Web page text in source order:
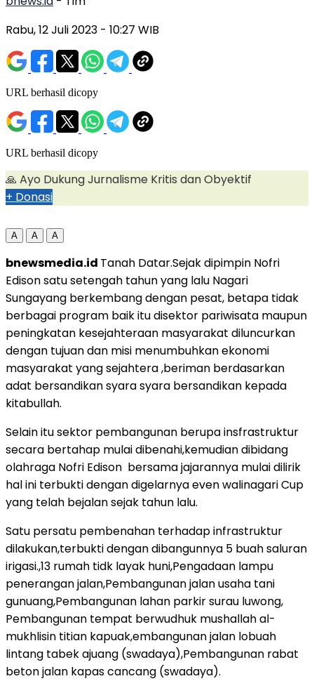
Rabu, 12 Juli 2023 - 10:27 WIB
URL berhasil dicopy
URL berhasil dicopy
🙏 Ayo Dukung Jurnalisme Kritis dan Obyektif
+ Donasi
A A A
bnewsmedia.id Tanah Datar.Sejak dipimpin Nofri
Edison satu setengah tahun yang lalu Nagari
Sungayang berkembang dengan pesat, betapa tidak
berbagai program baik itu disektor pariwisata maupun
peningkatan kesejahteraan masyarakat diluncurkan
dengan tujuan dan misi menumbuhkan ekonomi
masyarakat yang sejahtera ,beriman berdasarkan
adat bersandikan syara syara bersandikan kepada
kitabullah.
Selain itu sektor pembangunan berupa insfrastruktur
secara bertahap mulai dibenahi,kemudian dibidang
olahraga Nofri Edison bersama jajarannya mulai dilirik
hal ini terbukti dengan digelarnya even walinagari Cup
yang telah bejalan sejak tahun lalu.
Satu persatu pembenahan terhadap infrastruktur
dilakukan,terbukti dengan dibangunnya 5 buah saluran
irigasi.,13 rumah tidk layak huni,Pengadaan lampu
penerangan jalan,Pembangunan jalan usaha tani
gunuang,Pembangunan lahan parkir surau luwong,
Pembangunan tempat berwudhuk mushallah al-
mukhlisin titian kapuak,embangunan jalan lobuah
lintang tabek ajuang (swadaya),Pembangunan rabat
beton jalan kapas cancang (swadaya).